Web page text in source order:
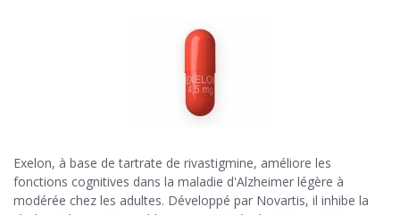
Exelon, à base de tartrate de rivastigmine, améliore les
fonctions cognitives dans la maladie d'Alzheimer légère à
modérée chez les adultes. Développé par Novartis, il inhibe la